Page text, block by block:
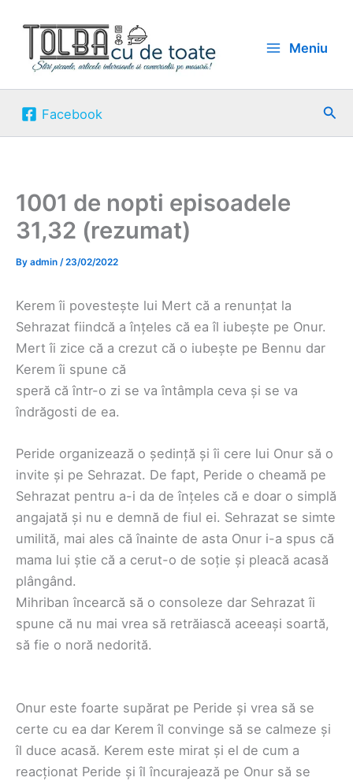
content
Meniu
Facebook
1001 de nopti episoadele
31,32 (rezumat)
By admin /23/02/2022
Kerem îi povestește lui Mert că a renunțat la
Sehrazat fiindcă a înțeles că ea îl iubește pe Onur.
Mert îi zice că a crezut că o iubește pe Bennu dar
Kerem îi spune că
speră că într-o zi se va întâmpla ceva și se va
îndrăgosti de ea.
Peride organizează o ședință și îi cere lui Onur să o
invite și pe Sehrazat. De fapt, Peride o cheamă pe
Sehrazat pentru a-i da de înțeles că e doar o simplă
angajată și nu e demnă de fiul ei. Sehrazat se simte
umilită, mai ales că înainte de asta Onur i-a spus că
mama lui știe că a cerut-o de soție și pleacă acasă
plângând.
Mihriban încearcă să o consoleze dar Sehrazat îi
spune că nu mai vrea să retrăiască aceeași soartă,
să fie o noră nedorită.
Onur este foarte supărat pe Peride și vrea să se
certe cu ea dar Kerem îl convinge să se calmeze și
îl duce acasă. Kerem este mirat și el de cum a
reacționat Peride și îl încurajează pe Onur să se